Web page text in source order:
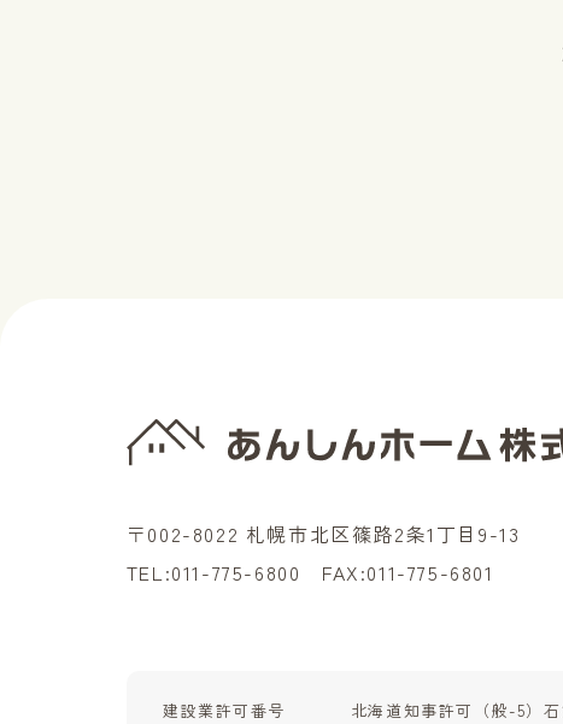
〒002-8022 札幌市北区篠路2条1丁目9-13
TEL:011-775-6800 FAX:011-775-6801
建設業許可番号 北海道知事許可（般-5）石